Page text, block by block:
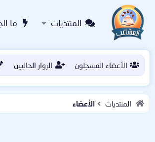
المنتديات ما
الأعضاء المسجلون الزوار الحاليين
المنتديات الأعضاء